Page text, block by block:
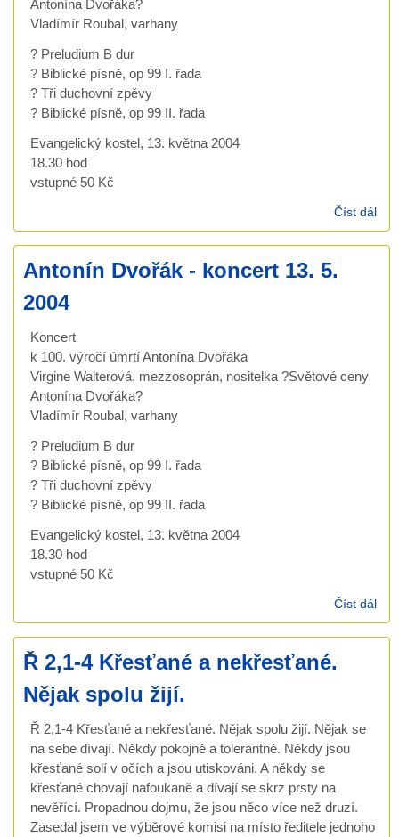
Antonína Dvořáka?
Vladímír Roubal, varhany
? Preludium B dur
? Biblické písně, op 99 I. řada
? Tři duchovní zpěvy
? Biblické písně, op 99 II. řada
Evangelický kostel, 13. května 2004
18.30 hod
vstupné 50 Kč
Číst dál
-
Antonín Dvořák - koncert 13. 5.
2004
Koncert
k 100. výročí úmrtí Antonína Dvořáka
Virgine Walterová, mezzosoprán, nositelka ?Světové ceny
Antonína Dvořáka?
Vladímír Roubal, varhany
? Preludium B dur
? Biblické písně, op 99 I. řada
? Tři duchovní zpěvy
? Biblické písně, op 99 II. řada
Evangelický kostel, 13. května 2004
18.30 hod
vstupné 50 Kč
Číst dál
-
Ř 2,1-4 Křesťané a nekřesťané.
Nějak spolu žijí.
Ř 2,1-4 Křesťané a nekřesťané. Nějak spolu žijí. Nějak se
na sebe dívají. Někdy pokojně a tolerantně. Někdy jsou
křesťané solí v očích a jsou utiskováni. A někdy se
křesťané chovají nafoukaně a dívají se skrz prsty na
nevěřící. Propadnou dojmu, že jsou něco více než druzí.
Zasedal jsem ve výběrové komisi na místo ředitele jednoho